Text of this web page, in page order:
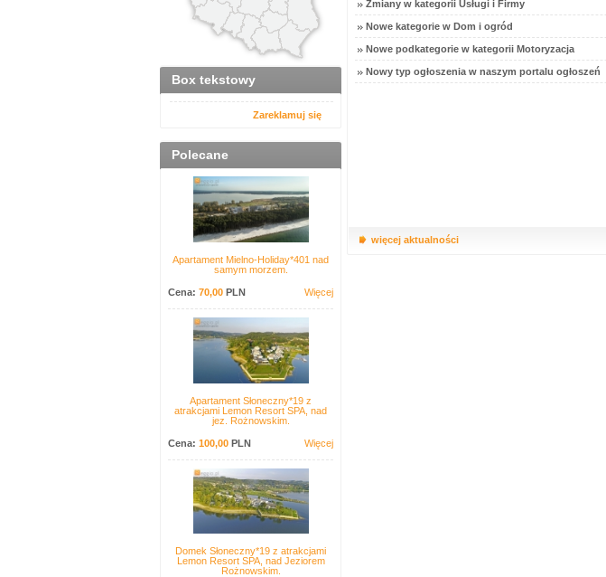
Box tekstowy
Zareklamuj się
Polecane
Apartament Mielno-Holiday*401 nad
samym morzem.
Cena: 70,00 PLN Więcej
Apartament Słoneczny*19 z
atrakcjami Lemon Resort SPA, nad
jez. Rożnowskim.
Cena: 100,00 PLN Więcej
Domek Słoneczny*19 z atrakcjami
Lemon Resort SPA, nad Jeziorem
Rożnowskim.
Zmiany w kategorii Usługi i Firmy
Nowe kategorie w Dom i ogród
Nowe podkategorie w kategorii Motoryzacja
Nowy typ ogłoszenia w naszym portalu ogłoszeń
więcej aktualności